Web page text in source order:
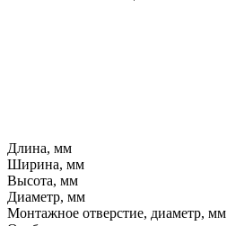
Длина, мм
Ширина, мм
Высота, мм
Диаметр, мм
Монтажное отверстие, диаметр, мм